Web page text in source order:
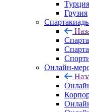
Турция
Грузия
Онлайн-